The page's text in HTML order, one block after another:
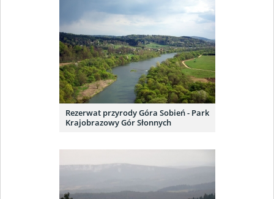
Rezerwat przyrody Góra Sobień - Park
Krajobrazowy Gór Słonnych